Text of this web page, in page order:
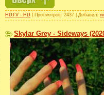
HDTV - HD | Просмотров: 2437 | Добавил:
Skylar Grey - Sideways